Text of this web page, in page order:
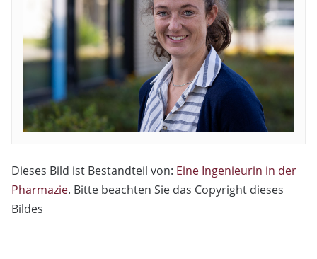
Dieses Bild ist Bestandteil von: Eine Ingenieurin in der
Pharmazie. Bitte beachten Sie das Copyright dieses
Bildes